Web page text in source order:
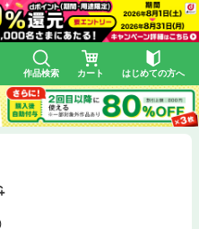
作品検索 カート はじめての方へ